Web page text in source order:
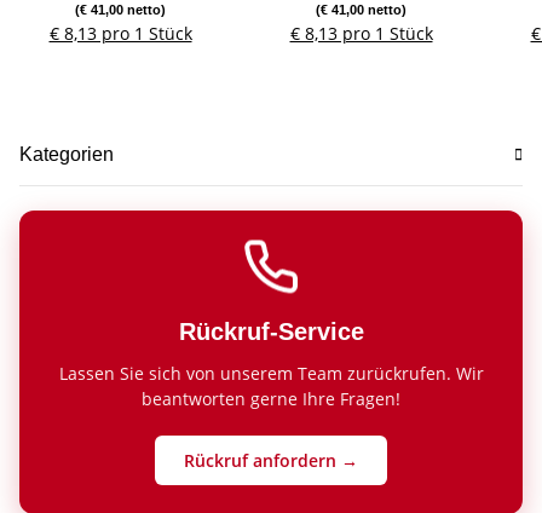
(€ 41,00 netto)
€ 8,13 pro 1 Stück
CK, 69/a
(€ 41,00 netto)
€ 8,13 pro 1 Stück
Kategorien
Rückruf-Service
Lassen Sie sich von unserem Team zurückrufen. Wir
beantworten gerne Ihre Fragen!
Rückruf anfordern →